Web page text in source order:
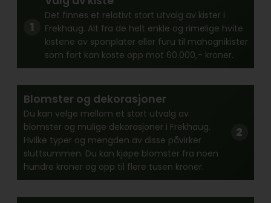
Det finnes et relativt stort utvalg av kister i
Frekhaug. Alt fra de helt enkle og rimelige hvite
kistene av sponplater eller furu til mahognikister
som fort kan koste opp mot 60.000,– kroner.
Blomster og dekorasjoner
Du kan velge mellom et stort utvalg av
blomster og mulige dekorasjoner i Frekhaug.
Hvilke typer og mengden av disse påvirker
sluttsummen. Du kan kjøpe blomster fra noen
hundre kroner og opp til flere tusen kroner.